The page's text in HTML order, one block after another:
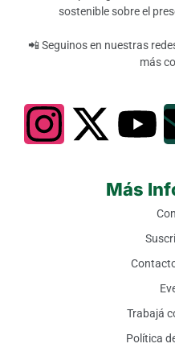
sostenible sobre el
📲 Seguinos en nuestras
más
Más
Trabajá
Política